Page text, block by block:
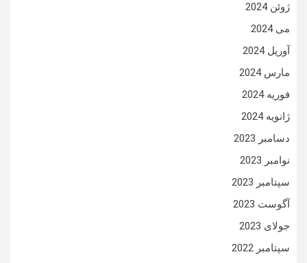
ژوئن 2024
می 2024
آوریل 2024
مارس 2024
فوریه 2024
ژانویه 2024
دسامبر 2023
نوامبر 2023
سپتامبر 2023
آگوست 2023
جولای 2023
سپتامبر 2022